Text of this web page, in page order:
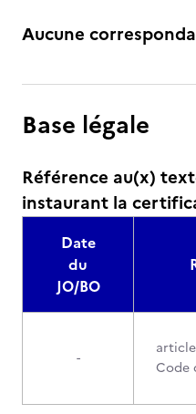
Aucune
Base légale
Référence au(x)
instaurant la
Date
du
JO/BO
-
Code